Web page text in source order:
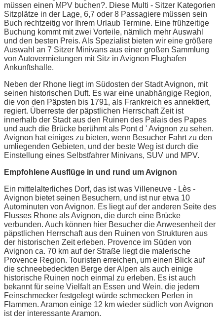
müssen einen MPV buchen?. Diese Multi - Sitzer Kategorien
Sitzplätze in der Lage, 6,7 oder 8 Passagiere müssen sein
Buch rechtzeitig vor Ihrem Urlaub Termine. Eine frühzeitige
Buchung kommt mit zwei Vorteile, nämlich mehr Auswahl
und den besten Preis. Als Spezialist bieten wir eine größere
Auswahl an 7 Sitzer Minivans aus einer großen Sammlung
von Autovermietungen mit Sitz in Avignon Flughafen
Ankunftshalle.
Neben der Rhone liegt im Südosten der Stadt Avignon, mit
seinen historischen Duft. Es war eine unabhängige Region,
die von den Päpsten bis 1791, als Frankreich es annektiert,
regiert. Überreste der päpstlichen Herrschaft Zeit ist
innerhalb der Stadt aus den Ruinen des Palais des Papes
und auch die Brücke berühmt als Pont d ' Avignon zu sehen.
Avignon hat einiges zu bieten, wenn Besucher Fahrt zu den
umliegenden Gebieten, und der beste Weg ist durch die
Einstellung eines Selbstfahrer Minivans, SUV und MPV.
Empfohlene Ausflüge in und rund um Avignon
Ein mittelalterliches Dorf, das ist was Villeneuve - Lès -
Avignon bietet seinen Besuchern, und ist nur etwa 10
Autominuten von Avignon. Es liegt auf der anderen Seite des
Flusses Rhone als Avignon, die durch eine Brücke
verbunden. Auch können hier Besucher die Anwesenheit der
päpstlichen Herrschaft aus den Ruinen von Strukturen aus
der historischen Zeit erleben. Provence im Süden von
Avignon ca. 70 km auf der Straße liegt die malerische
Provence Region. Touristen erreichen, um einen Blick auf
die schneebedeckten Berge der Alpen als auch einige
historische Ruinen noch einmal zu erleben. Es ist auch
bekannt für seine Vielfalt an Essen und Wein, die jedem
Feinschmecker festgelegt würde schmecken Perlen in
Flammen. Aramon einige 12 km wieder südlich von Avignon
ist der interessante Aramon.